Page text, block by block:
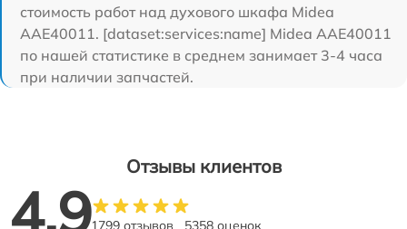
стоимость работ над духового шкафа Midea
AAE40011. [dataset:services:name] Midea AAE40011
по нашей статистике в среднем занимает 3-4 часа
при наличии запчастей.
Отзывы клиентов
4.91799 отзывов 5358 оценок